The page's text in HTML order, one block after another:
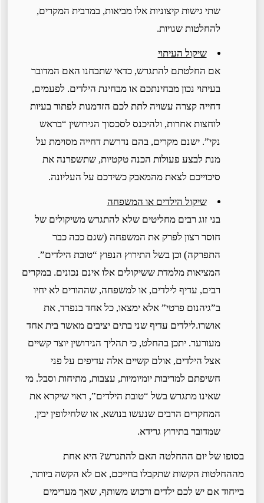
שתי גישות קיצוניות אלו מביאות, במרבית המקרים,
להחלטות שגויות.
שיקול העיתוי
אם החלטתם להתגרש, כדאי שתבחנו האם המדובר
בעיתוי נכון מבחינתכם או מבחינת הילדים. לפעמים,
דחייה קצרה עשויה לתת לכם הזדמנות לפתור בעיות
לוחצות אחרות, ולהיכנס לסכסוך הגירושין “בראש
נקי”. ישנם מקרים, בהם נדרשת דחייה מסוימת על
מנת לבצע פעולות הכנה טקטיות, שתשפרנה את
סיכוייכם לצאת מהמאבק כשידכם על העליונה.
שיקול הילדים או המשפחה
בני זוג רבים מחליטים שלא להתגרש משיקולים של
חוסר רצון לפרק את המשפחה (שגם ככה כבר
התפרקה) וכן בשל התירוץ הנפוץ “טובת הילדים”.
המציאות מלמדת ששיקולים אלו אינם נכונים. במקרים
רבים, עדיף לילדים, או למשפחה, שההורים לא יחיו
ב”גיהנום פרטי” אלא ימצאו, כל אחד בנפרד, את
אושרו.לילדים עדיף שני בתים יציבים מאשר בית אחד
מעורער. יתכן בהחלט, כי תהליך הגירושין יוצר קשיים
אצל הילדים, אולם קשיים אלה עדיפים על פני
חשיפתם למריבות יומיומיות, עצבות, מתיחות וסבל. מי
שאינו מתגרש בשל “טובת הילדים”, ראוי שיקרא את
המחקרים הרבים שנעשו בנושא, או שלחילופין יבין,
שמדובר בתירוץ גרידא.
בסופו של יום ההחלטה האם להתגרש? היא אחת
מההחלטות הקשות שתקבלו בחייכם, אם לא הקשה ביותר,
בייחוד אם יש לכם ילדים ורכוש משותף, שאך מערימים